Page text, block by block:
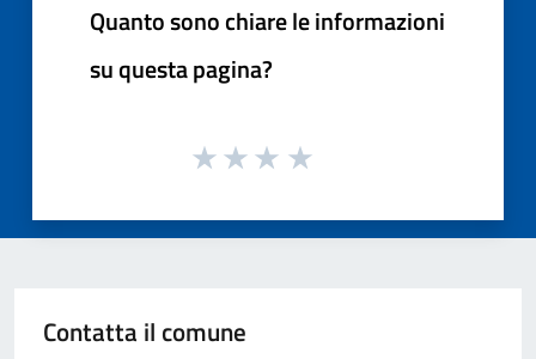
Quanto sono chiare le informazioni
su questa pagina?
Contatta il comune